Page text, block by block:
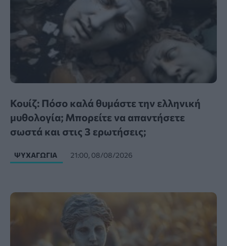
Κουίζ: Πόσο καλά θυμάστε την ελληνική
μυθολογία; Μπορείτε να απαντήσετε
σωστά και στις 3 ερωτήσεις;
ΨΥΧΑΓΩΓΊΑ 21:00, 08/08/2026